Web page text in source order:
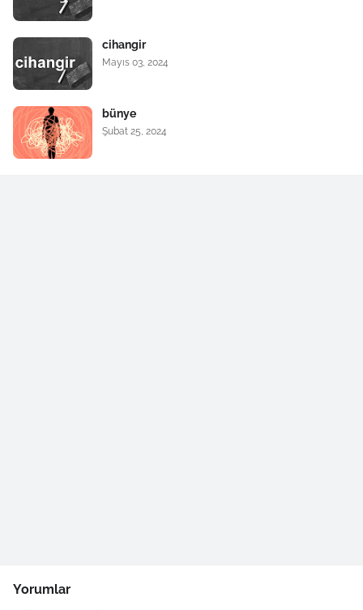
cihangir
Mayıs 03, 2024
bünye
Şubat 25, 2024
Yorumlar